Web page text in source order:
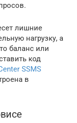
лишние
нагрузку, а
баланс или
код
SSMS
в